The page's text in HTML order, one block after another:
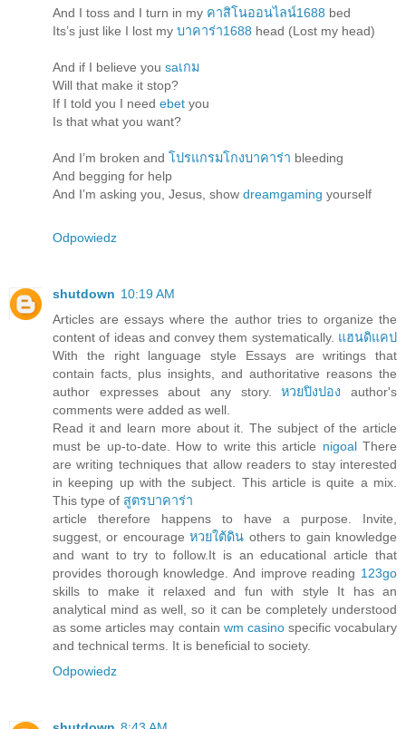
And I toss and I turn in my คาสิโนออนไลน์1688 bed
Its’s just like I lost my บาคาร่า1688 head (Lost my head)
And if I believe you saเกม
Will that make it stop?
If I told you I need ebet you
Is that what you want?
And I’m broken and โปรแกรมโกงบาคาร่า bleeding
And begging for help
And I’m asking you, Jesus, show dreamgaming yourself
Odpowiedz
shutdown 10:19 AM
Articles are essays where the author tries to organize the
content of ideas and convey them systematically. แฮนดิแคป
With the right language style Essays are writings that
contain facts, plus insights, and authoritative reasons the
author expresses about any story.หวยปิงปอง author's
comments were added as well.
Read it and learn more about it. The subject of the article
must be up-to-date. How to write this article nigoalThere
are writing techniques that allow readers to stay interested
in keeping up with the subject. This article is quite a mix.
This type of สูตรบาคาร่า
article therefore happens to have a purpose. Invite,
suggest, or encourageหวยใต้ดิน others to gain knowledge
and want to try to follow.It is an educational article that
provides thorough knowledge. And improve reading 123go
skills to make it relaxed and fun with style It has an
analytical mind as well, so it can be completely understood
as some articles may contain wm casino specific vocabulary
and technical terms. It is beneficial to society.
Odpowiedz